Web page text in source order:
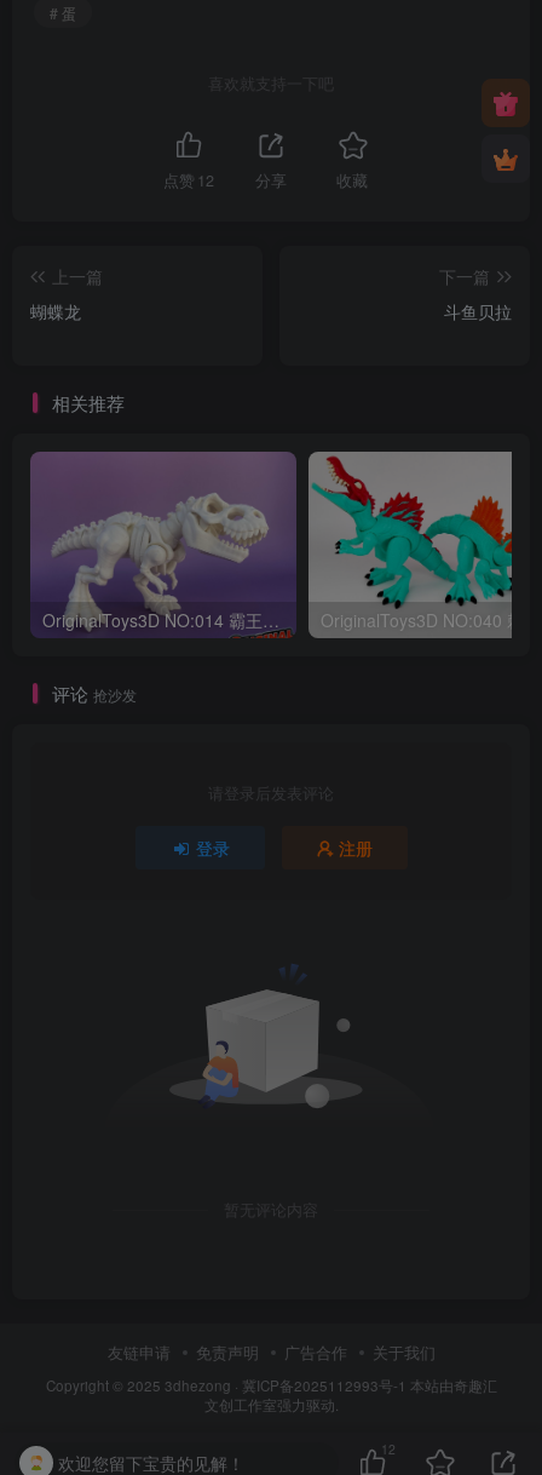
# 蛋
喜欢就支持一下吧
点赞 12 分享 收藏
上一篇
蝴蝶龙
下一篇
斗鱼贝拉
相关推荐
OriginalToys3D NO:014 霸王龙骨架
评论 抢沙发
请登录后发表评论
登录 注册
暂无评论内容
友链申请 免责声明 广告合作 关于我们
Copyright © 2025 3dhezong · 冀ICP备2025112993号-1 本站由奇趣汇
文创工作室强力驱动.
欢迎您留下宝贵的见解！
12